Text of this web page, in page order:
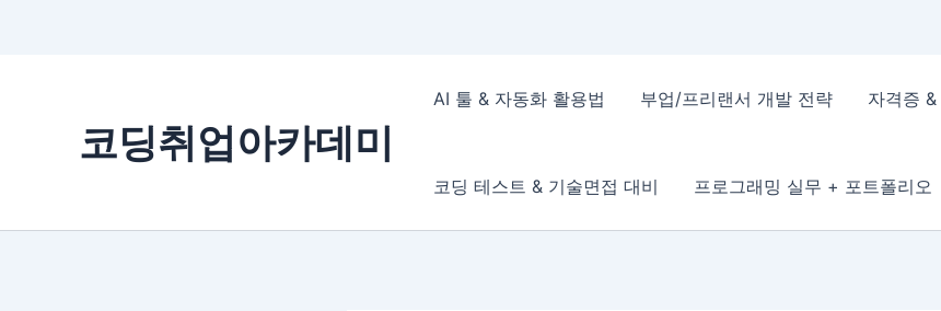
코딩취업아카데미
AI 툴 & 자동화 활용법 부업/프리랜서 개발 전략 자격증
코딩 테스트 & 기술면접 대비 프로그래밍 실무 + 포트폴리오